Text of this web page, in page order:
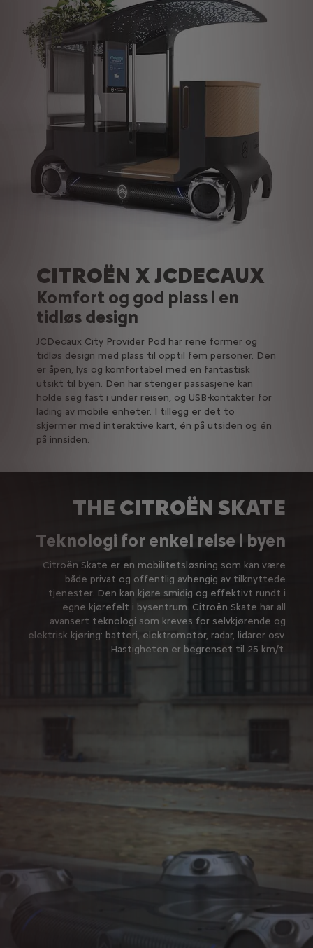
CITROËN X JCDECAUX
Komfort og god plass i en
tidløs design
JCDecaux City Provider Pod har rene former og
tidløs design med plass til opptil fem personer. Den
er åpen, lys og komfortabel med en fantastisk
utsikt til byen. Den har stenger passasjene kan
holde seg fast i under reisen, og USB-kontakter for
lading av mobile enheter. I tillegg er det to
skjermer med interaktive kart, én på utsiden og én
på innsiden.
THE CITROËN SKATE
Teknologi for enkel reise i byen
Citroën Skate er en mobilitetsløsning som kan være
både privat og offentlig avhengig av tilknyttede
tjenester. Den kan kjøre smidig og effektivt rundt i
egne kjørefelt i bysentrum. Citroën Skate har all
avansert teknologi som kreves for selvkjørende og
elektrisk kjøring: batteri, elektromotor, radar, lidarer osv.
Hastigheten er begrenset til 25 km/t.